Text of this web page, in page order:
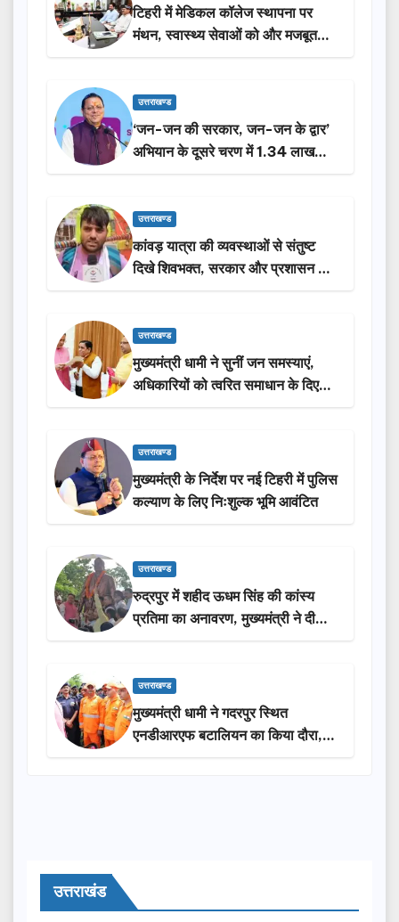
टिहरी में मेडिकल कॉलेज स्थापना पर
मंथन, स्वास्थ्य सेवाओं को और मजबूत
करेगी सरकार: मुख्यमंत्री धामी…
उत्तराखण्ड
‘जन-जन की सरकार, जन-जन के द्वार’
अभियान के दूसरे चरण में 1.34 लाख
लोगों की भागीदारी…
उत्तराखण्ड
कांवड़ यात्रा की व्यवस्थाओं से संतुष्ट
दिखे शिवभक्त, सरकार और प्रशासन की
सराहना…
उत्तराखण्ड
मुख्यमंत्री धामी ने सुनीं जन समस्याएं,
अधिकारियों को त्वरित समाधान के दिए
निर्देश
उत्तराखण्ड
मुख्यमंत्री के निर्देश पर नई टिहरी में पुलिस
कल्याण के लिए निःशुल्क भूमि आवंटित
उत्तराखण्ड
रुद्रपुर में शहीद ऊधम सिंह की कांस्य
प्रतिमा का अनावरण, मुख्यमंत्री ने दी
₹3.85 करोड़ की विकास परियोजनाओं
उत्तराखण्ड
मुख्यमंत्री धामी ने गदरपुर स्थित
एनडीआरएफ बटालियन का किया दौरा,
आपदा प्रबंधन तैयारियों का लिया जायजा
उत्तराखंड